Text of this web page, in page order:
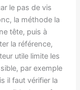
le pas de vis
la méthode la
tête, puis à
la référence,
utile limite les
par exemple
il faut vérifier la